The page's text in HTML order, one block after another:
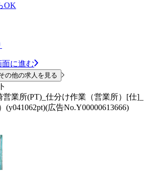
OK
面に進む
の他の求人を見る
業所(PT)_仕分け作業（営業所）[仕]_
広告No.Y00000613666)